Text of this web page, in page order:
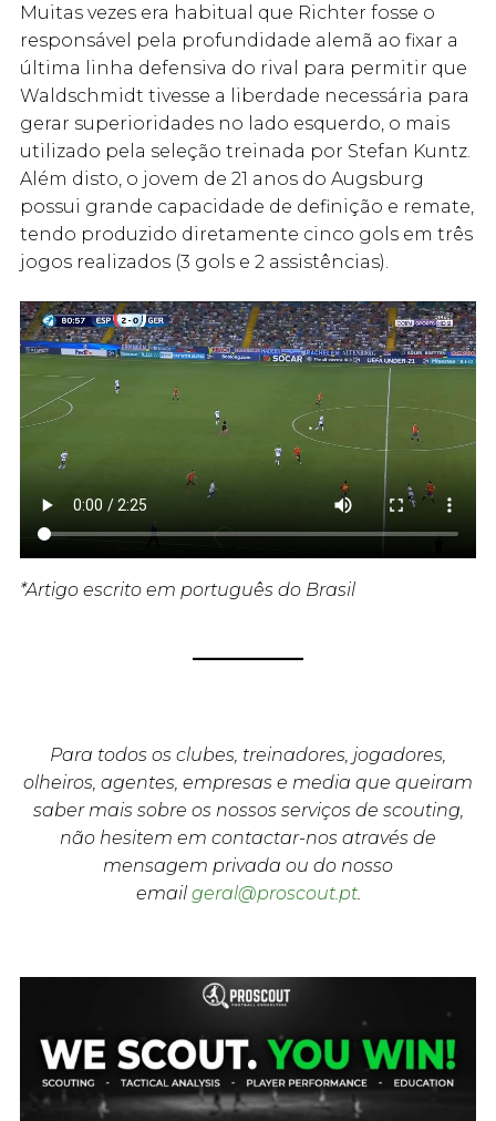
Muitas vezes era habitual que Richter fosse o
responsável pela profundidade alemã ao fixar a
última linha defensiva do rival para permitir que
Waldschmidt tivesse a liberdade necessária para
gerar superioridades no lado esquerdo, o mais
utilizado pela seleção treinada por Stefan Kuntz.
Além disto, o jovem de 21 anos do Augsburg
possui grande capacidade de definição e remate,
tendo produzido diretamente cinco gols em três
jogos realizados (3 gols e 2 assistências).
*Artigo escrito em português do Brasil
Para todos os clubes, treinadores, jogadores,
olheiros, agentes, empresas e media que queiram
saber mais sobre os nossos serviços de scouting,
não hesitem em contactar-nos através de
mensagem privada ou do nosso
email geral@proscout.pt.